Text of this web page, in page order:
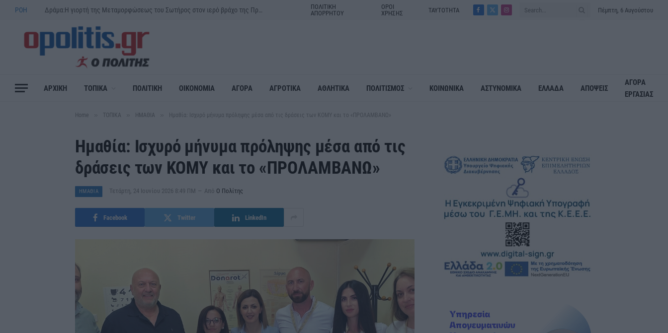
ΡΟΗ
ΠΟΛΙΤΙΚΗ
ΑΠΟΡΡΗΤΟΥ
ΟΡΟΙ
ΧΡΗΣΗΣ
ΤΑΥΤΟΤΗΤΑ
Facebook
X
Instagram
Πέμπτη, 6 Αυγούστου
ΑΡΧΙΚΗ ΤΟΠΙΚΑ ΠΟΛΙΤΙΚΗ ΟΙΚΟΝΟΜΙΑ ΑΓΟΡΑ ΑΓΡΟΤΙΚΑ ΑΘΛΗΤΙΚΑ ΠΟΛΙΤΙΣΜΟΣ ΚΟΙΝΩΝΙΚΑ ΑΣΤΥΝΟΜΙΚΑ ΕΛΛΑΔΑ ΑΠΟΨΕΙΣ
ΑΓΟΡΑ
ΕΡΓΑΣΙΑΣ
Home ΤΟΠΙΚΑ ΗΜΑΘΙΑ Ημαθία: Ισχυρό μήνυμα πρόληψης μέσα από τις δράσεις των ΚΟΜΥ και το «ΠΡΟΛΑΜΒΑΝΩ»
Ημαθία: Ισχυρό μήνυμα πρόληψης μέσα από τις
δράσεις των ΚΟΜΥ και το «ΠΡΟΛΑΜΒΑΝΩ»
ΗΜΑΘΙΑ Τετάρτη, 24 Ιουνίου 2026 8:49 ΠΜ Από Ο Πολίτης
Facebook Twitter LinkedIn